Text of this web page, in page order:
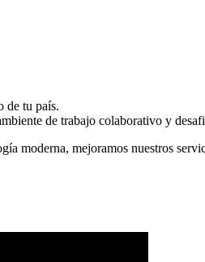
de tu país.
de trabajo colaborativo y
moderna, mejoramos nuestros